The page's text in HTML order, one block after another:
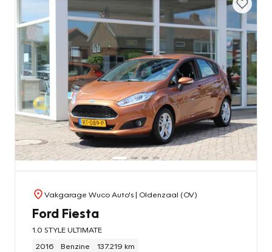
Vakgarage Wuco Auto's| Oldenzaal (OV)
Ford Fiesta
1.0 STYLE ULTIMATE
2016
Benzine 137.219 km